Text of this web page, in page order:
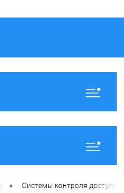
• Системы контроля доступа